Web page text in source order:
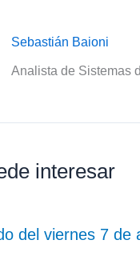
Sebastián Baioni
Analista de Sistemas
interesar
del viernes 7 de